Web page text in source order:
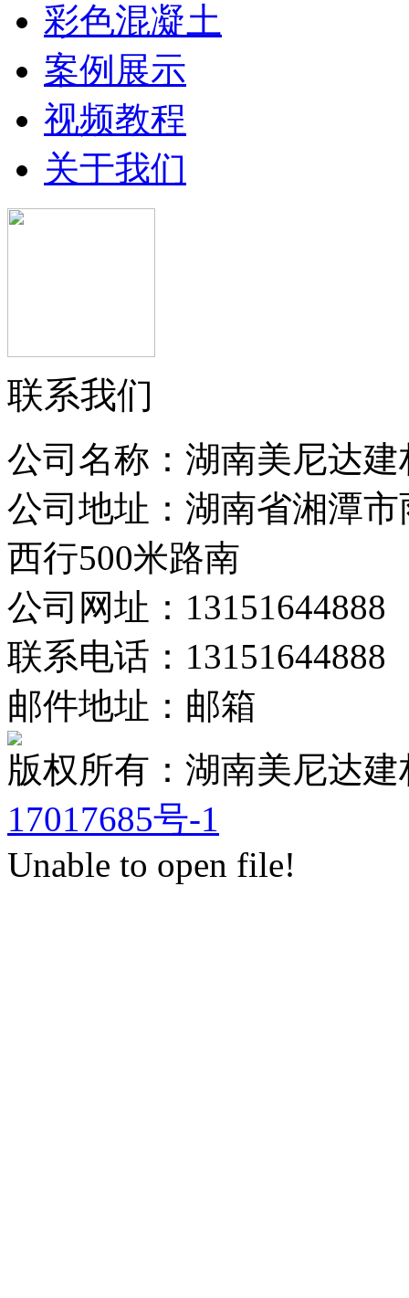
彩色混凝土
案例展示
视频教程
关于我们
联系我们
公司名称：湖南美尼达
公司地址：湖南省湘潭
西行500米路南
公司网址：13151644888
联系电话：13151644888
邮件地址：邮箱
版权所有：湖南美尼
17017685号-1
Unable to open file!